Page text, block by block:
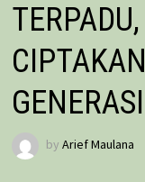
by Arief Maulana